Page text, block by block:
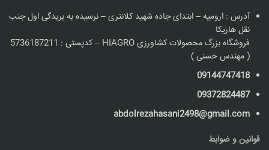
آدرس : ارومیه – ابتدای جاده شهید کلانتری – نرسیده به بریدگی اول جنب
نقل هاریکا
فروشگاه بزرگ محصولات کشاورزی HIAGRO – کدپستی : 5736187211
( مهندس حسنی )
09144747418
09372824487
abdolrezahasani2498@gmail.com
قوانین و ضوابط